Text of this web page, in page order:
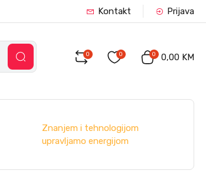
Kontakt Prijava
0 0 0 0,00 KM
Znanjem i tehnologijom
upravljamo energijom